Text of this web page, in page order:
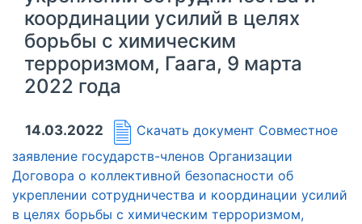
координации усилий в целях
борьбы с химическим
терроризмом, Гаага, 9 марта
2022 года
14.03.2022 Скачать документ Совместное
заявление государств-членов Организации
Договора о коллективной безопасности об
укреплении сотрудничества и координации усилий
в целях борьбы с химическим терроризмом,